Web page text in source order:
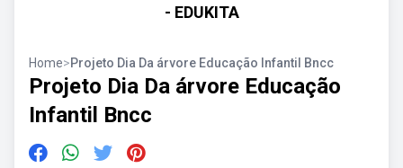
- EDUKITA
Home>Projeto Dia Da árvore Educação Infantil Bncc
Projeto Dia Da árvore Educação
Infantil Bncc